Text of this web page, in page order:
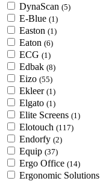
DynaScan (5)
E-Blue (1)
Easton (1)
Eaton (6)
ECG (1)
Edbak (8)
Eizo (55)
Ekleer (1)
Elgato (1)
Elite Screens (1)
Elotouch (117)
Endorfy (2)
Equip (37)
Ergo Office (14)
Ergonomic Solutions